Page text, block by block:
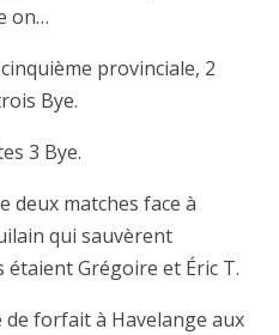
on…
provinciale, 2
Bye.
3 Bye.
deux matches face à
qui sauvèrent
étaient Grégoire et Éric T.
forfait à Havelange aux